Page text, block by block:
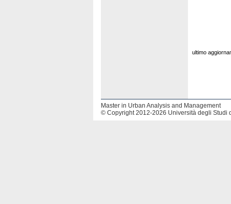
ultimo
Master in Urban Analysis and Management
© Copyright 2012-2026 Università degli Studi